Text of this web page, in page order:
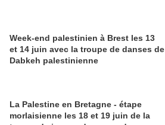
Week-end palestinien à Brest les 13
et 14 juin avec la troupe de danses de
Dabkeh palestinienne
La Palestine en Bretagne - étape
morlaisienne les 18 et 19 juin de la